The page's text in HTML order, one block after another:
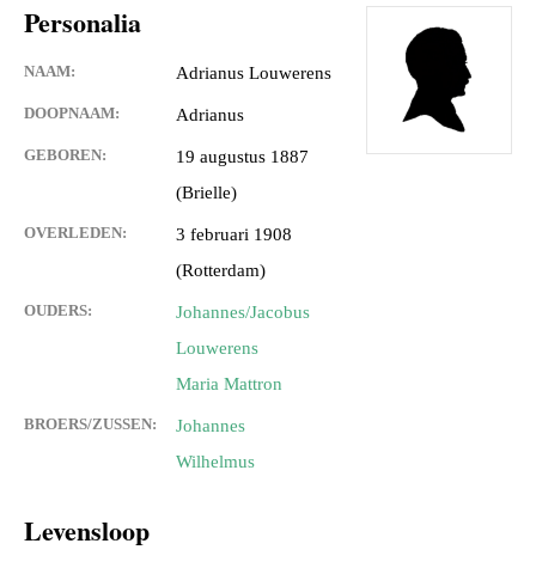
Personalia
NAAM: Adrianus Louwerens
DOOPNAAM: Adrianus
GEBOREN:
19 augustus 1887
(Brielle)
OVERLEDEN:
3 februari 1908
(Rotterdam)
OUDERS:
Johannes/Jacobus
Louwerens
Maria Mattron
BROERS/ZUSSEN:
Johannes
Wilhelmus
Levensloop